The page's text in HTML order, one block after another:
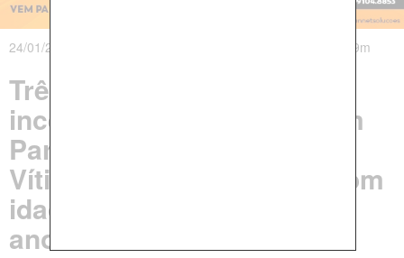
24/01/2020 às 15h22m - Atualizado em 25/01/2020 às 15h59m
Três crianças morrem em
incêndio dentro de casa em
Paraty, Rio de Janeiro;
Vítimas são três irmãos, com
idades entre quatro e sete
anos